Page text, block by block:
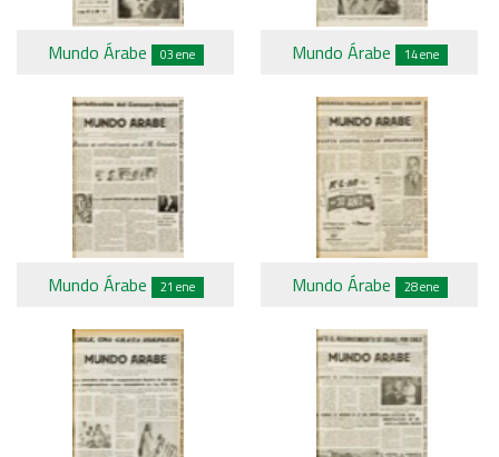
Mundo Árabe 03 ene Mundo Árabe 14 ene
Mundo Árabe 21 ene Mundo Árabe 28 ene